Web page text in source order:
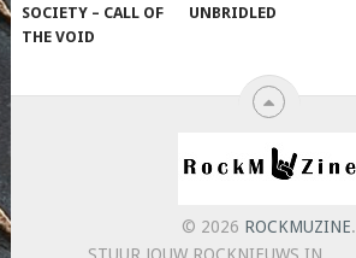
SOCIETY – CALL OF
THE VOID
UNBRIDLED
© 2026 ROCKMUZINE.